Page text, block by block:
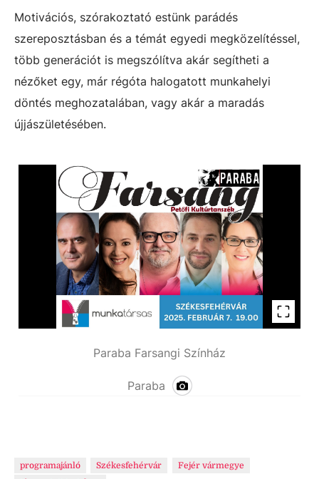
Motivációs, szórakoztató estünk parádés
szereposztásban és a témát egyedi megközelítéssel,
több generációt is megszólítva akár segítheti a
nézőket egy, már régóta halogatott munkahelyi
döntés meghozatalában, vagy akár a maradás
újjászületésében.
Paraba Farsangi Színház
Paraba
programajánló Székesfehérvár
Fejér vármegye